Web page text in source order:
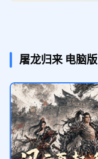
称号：大哥来
预约礼包
绑定灵符
00W)*8
屠龙归来 电脑版